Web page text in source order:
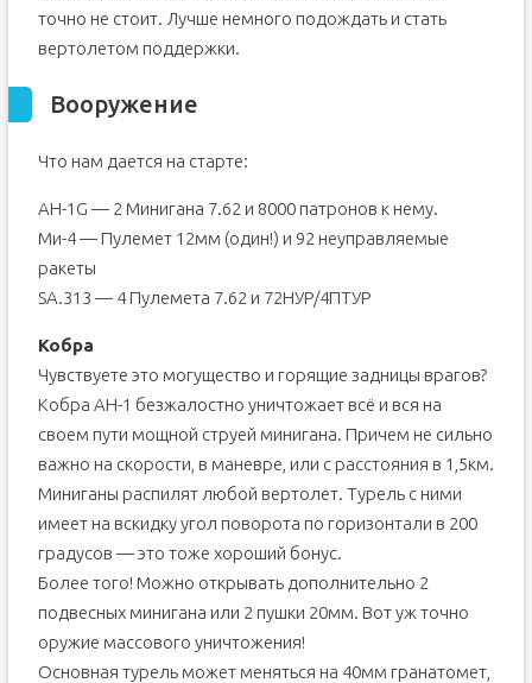
точно не стоит. Лучше немного подождать и стать
вертолетом поддержки.
Вооружение
Что нам дается на старте:
AH-1G — 2 Минигана 7.62 и 8000 патронов к нему.
Ми-4 — Пулемет 12мм (один!) и 92 неуправляемые
ракеты
SA.313 — 4 Пулемета 7.62 и 72НУР/4ПТУР
Кобра
Чувствуете это могущество и горящие задницы врагов?
Кобра AH-1 безжалостно уничтожает всё и вся на
своем пути мощной струей минигана. Причем не сильно
важно на скорости, в маневре, или с расстояния в 1,5км.
Миниганы распилят любой вертолет. Турель с ними
имеет на вскидку угол поворота по горизонтали в 200
градусов — это тоже хороший бонус.
Более того! Можно открывать дополнительно 2
подвесных минигана или 2 пушки 20мм. Вот уж точно
оружие массового уничтожения!
Основная турель может меняться на 40мм гранатомет,